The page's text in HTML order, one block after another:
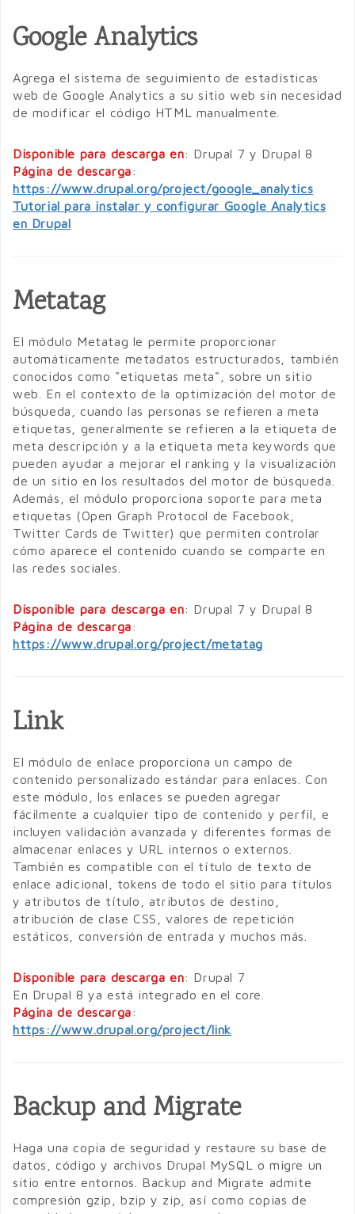
Google Analytics
Agrega el sistema de seguimiento de estadísticas
web de Google Analytics a su sitio web sin necesidad
de modificar el código HTML manualmente.
Disponible para descarga en: Drupal 7 y Drupal 8
Página de descarga:
https://www.drupal.org/project/google_analytics
Tutorial para instalar y configurar Google Analytics
en Drupal
Metatag
El módulo Metatag le permite proporcionar
automáticamente metadatos estructurados, también
conocidos como "etiquetas meta", sobre un sitio
web. En el contexto de la optimización del motor de
búsqueda, cuando las personas se refieren a meta
etiquetas, generalmente se refieren a la etiqueta de
meta descripción y a la etiqueta meta keywords que
pueden ayudar a mejorar el ranking y la visualización
de un sitio en los resultados del motor de búsqueda.
Además, el módulo proporciona soporte para meta
etiquetas (Open Graph Protocol de Facebook,
Twitter Cards de Twitter) que permiten controlar
cómo aparece el contenido cuando se comparte en
las redes sociales.
Disponible para descarga en: Drupal 7 y Drupal 8
Página de descarga:
https://www.drupal.org/project/metatag
Link
El módulo de enlace proporciona un campo de
contenido personalizado estándar para enlaces. Con
este módulo, los enlaces se pueden agregar
fácilmente a cualquier tipo de contenido y perfil, e
incluyen validación avanzada y diferentes formas de
almacenar enlaces y URL internos o externos.
También es compatible con el título de texto de
enlace adicional, tokens de todo el sitio para títulos
y atributos de título, atributos de destino,
atribución de clase CSS, valores de repetición
estáticos, conversión de entrada y muchos más.
Disponible para descarga en: Drupal 7
En Drupal 8 ya está integrado en el core.
Página de descarga:
https://www.drupal.org/project/link
Backup and Migrate
Haga una copia de seguridad y restaure su base de
datos, código y archivos Drupal MySQL o migre un
sitio entre entornos. Backup and Migrate admite
compresión gzip, bzip y zip, así como copias de